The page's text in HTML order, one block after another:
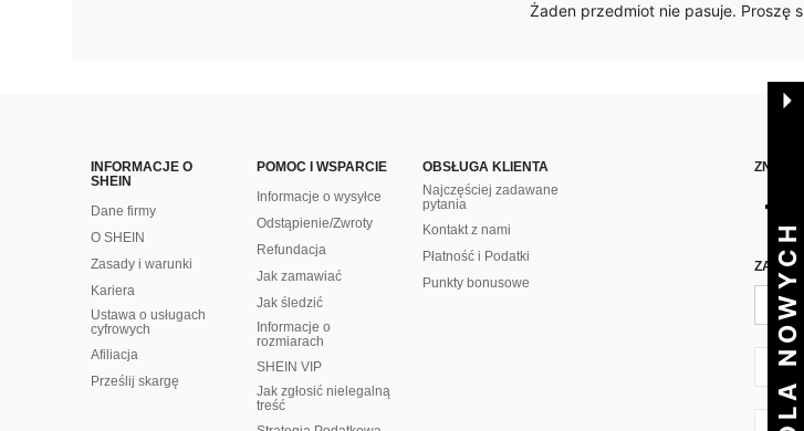
Żaden przedmiot nie pasuje. Proszę
INFORMACJE O
SHEIN
Dane firmy
O SHEIN
Zasady i warunki
Kariera
Ustawa o usługach
cyfrowych
Afiliacja
Prześlij skargę
POMOC I WSPARCIE
Informacje o wysyłce
Odstąpienie/Zwroty
Refundacja
Jak zamawiać
Jak śledzić
Informacje o
rozmiarach
SHEIN VIP
Jak zgłosić nielegalną
treść
OBSŁUGA KLIENTA
Najczęściej zadawane
pytania
Kontakt z nami
Płatność i Podatki
Punkty bonusowe
ZAPISZ
PL +
DLA NOWYCH